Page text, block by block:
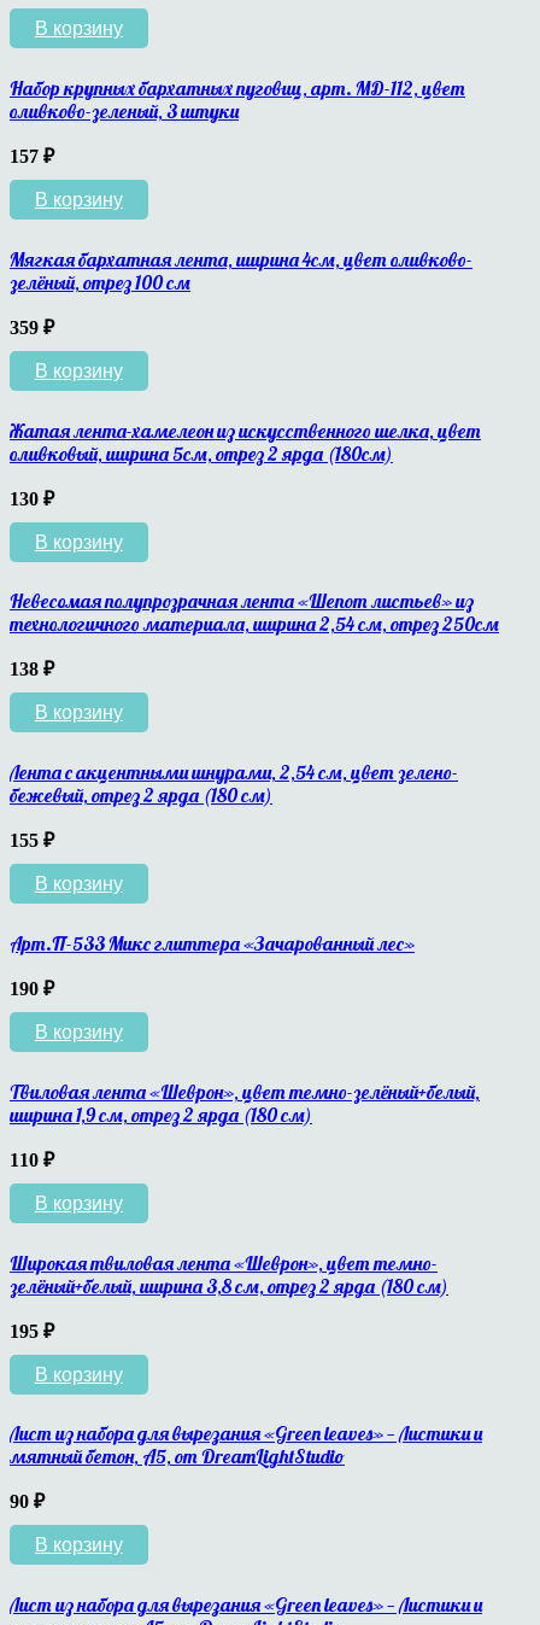
В корзину
Набор крупных бархатных пуговиц, арт. МД-112, цвет
оливково-зеленый, 3 штуки
157 ₽
В корзину
Мягкая бархатная лента, ширина 4см, цвет оливково-
зелёный, отрез 100 см
359 ₽
В корзину
Жатая лента-хамелеон из искусственного шелка, цвет
оливковый, ширина 5см, отрез 2 ярда (180см)
130 ₽
В корзину
Невесомая полупрозрачная лента «Шепот листьев» из
технологичного материала, ширина 2,54 см, отрез 250см
138 ₽
В корзину
Лента с акцентными шнурами, 2,54 см, цвет зелено-
бежевый, отрез 2 ярда (180 см)
155 ₽
В корзину
Арт.П-533 Микс глиттера «Зачарованный лес»
190 ₽
В корзину
Твиловая лента «Шеврон», цвет темно-зелёный+белый,
ширина 1,9 см, отрез 2 ярда (180 см)
110 ₽
В корзину
Широкая твиловая лента «Шеврон», цвет темно-
зелёный+белый, ширина 3,8 см, отрез 2 ярда (180 см)
195 ₽
В корзину
Лист из набора для вырезания «Green leaves» — Листики и
мятный бетон, A5, от DreamLightStudio
90 ₽
В корзину
Лист из набора для вырезания «Green leaves» — Листики и